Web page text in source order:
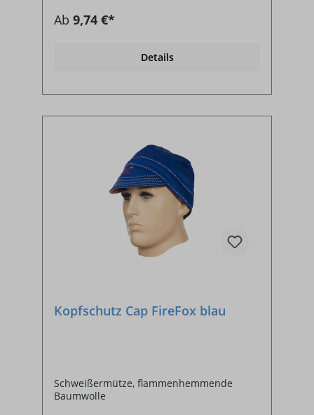
Ab 9,74 €*
Details
Kopfschutz Cap FireFox blau
Schweißermütze, flammenhemmende
Baumwolle